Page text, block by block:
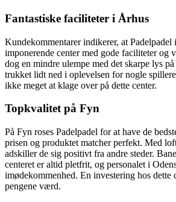
Fantastiske faciliteter i Århus
Kundekommentarer indikerer, at Padelpadel
imponerende center med gode faciliteter og
dog en mindre ulempe med det skarpe lys
trukket lidt ned i oplevelsen for nogle
ikke meget at klage over på dette center.
Topkvalitet på Fyn
På Fyn roses Padelpadel for at have de
prisen og produktet matcher perfekt. Med
adskiller de sig positivt fra andre steder.
centeret er altid pletfrit, og personalet i
imødekommenhed. En investering hos dette
pengene værd.